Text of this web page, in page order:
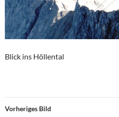
Blick ins Höllental
Vorheriges Bild